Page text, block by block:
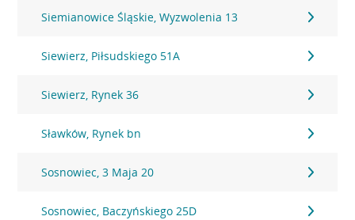
Siemianowice Śląskie, Wyzwolenia 13
Siewierz, Piłsudskiego 51A
Siewierz, Rynek 36
Sławków, Rynek bn
Sosnowiec, 3 Maja 20
Sosnowiec, Baczyńskiego 25D